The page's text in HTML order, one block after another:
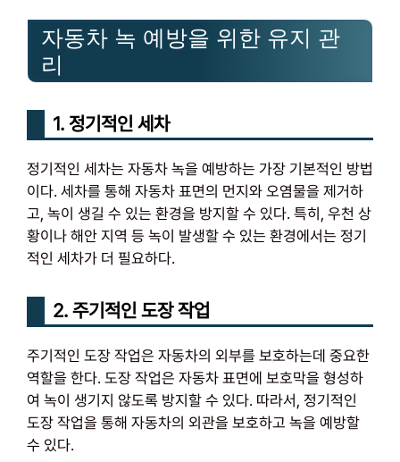
자동차 녹 예방을 위한 유지 관
리
1. 정기적인 세차
정기적인 세차는 자동차 녹을 예방하는 가장 기본적인 방법
이다. 세차를 통해 자동차 표면의 먼지와 오염물을 제거하
고, 녹이 생길 수 있는 환경을 방지할 수 있다. 특히, 우천 상
황이나 해안 지역 등 녹이 발생할 수 있는 환경에서는 정기
적인 세차가 더 필요하다.
2. 주기적인 도장 작업
주기적인 도장 작업은 자동차의 외부를 보호하는데 중요한
역할을 한다. 도장 작업은 자동차 표면에 보호막을 형성하
여 녹이 생기지 않도록 방지할 수 있다. 따라서, 정기적인
도장 작업을 통해 자동차의 외관을 보호하고 녹을 예방할
수 있다.